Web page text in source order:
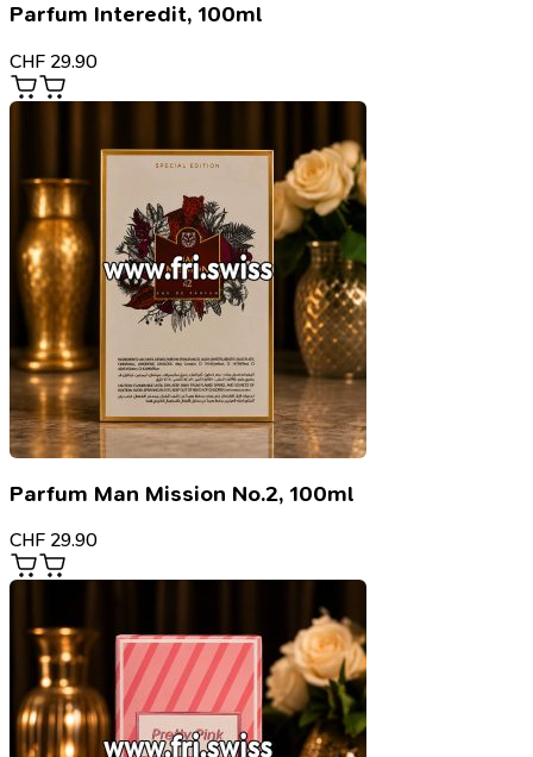
Parfum Interedit, 100ml
CHF 29.90
Parfum Man Mission No.2, 100ml
CHF 29.90